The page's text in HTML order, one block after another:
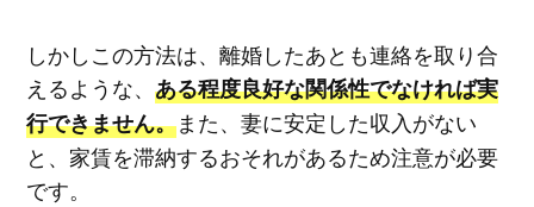
しかしこの方法は、離婚したあとも連絡を取り合
えるような、 ある程度良好な関係性でなければ実
行できません。また、妻に安定した収入がない
と、家賃を滞納するおそれがあるため注意が必要
です。